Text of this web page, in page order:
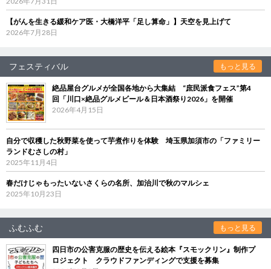
【がんを生きる緩和ケア医・大橋洋平「足し算命」】天空を見上げて
2026年7月28日
フェスティバル もっと見る
絶品屋台グルメが全国各地から大集結 “庶民派食フェス”第4
回「川口×絶品グルメビール＆日本酒祭り2026」を開催
2026年4月15日
自分で収穫した秋野菜を使って芋煮作りを体験 埼玉県加須市の「ファミリー
ランドむさしの村」
2025年11月4日
春だけじゃもったいないさくらの名所、加治川で秋のマルシェ
2025年10月23日
ふむふむ もっと見る
四日市の公害克服の歴史を伝える絵本『スモックリン』制作プ
ロジェクト クラウドファンディングで支援を募集